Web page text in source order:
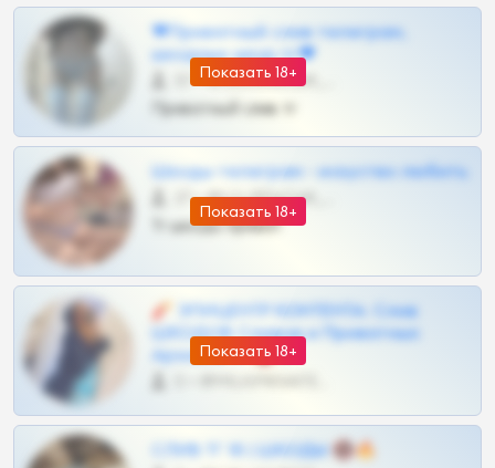
Показать 18+
❤Приватный слив телеграм,
шкодных шкур тг❤
57 •
Приватный слив тг
Показать 18+
Шкоды телеграм - искуство любить
27 •
Тг шкоды приват
Показать 18+
🧨 ЭПИЦЕНТР КОНТЕНТА: Слив
ШКОДОВ Сливов и Приватных
Архивов ТГ 🔞💎
СЛИВ ТГ 18 | ШКОДЫ 🔞🔥